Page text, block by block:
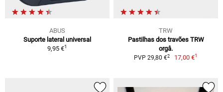
ABUS
Suporte lateral universal
9,95 €1
TRW
Pastilhas dos travões TRW
orgâ.
PVP 29,80 €2 17,00 €1